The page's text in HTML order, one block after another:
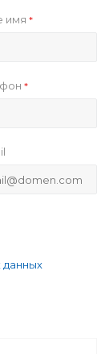
имя*
*
данных